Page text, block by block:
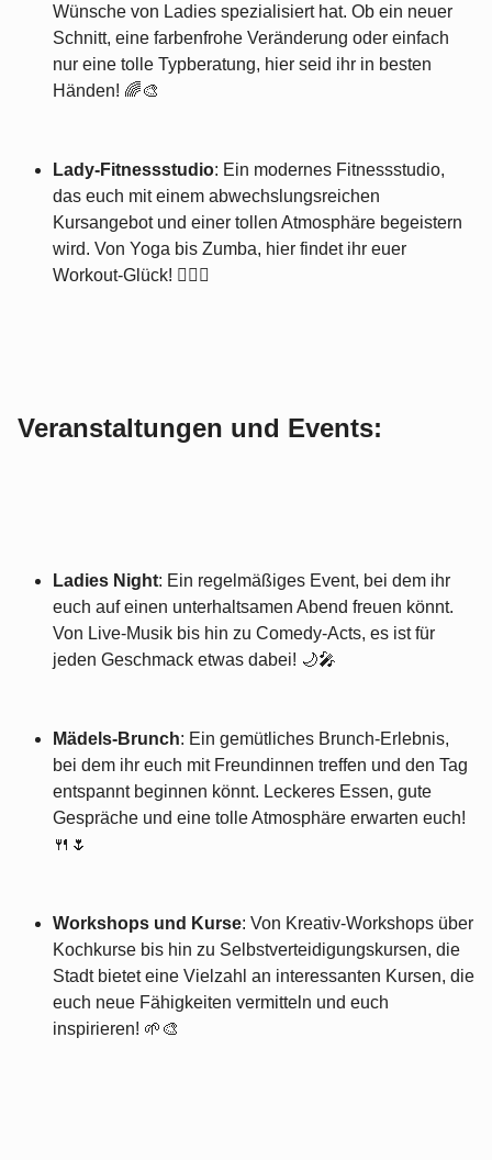
Wünsche von Ladies spezialisiert hat. Ob ein neuer
Schnitt, eine farbenfrohe Veränderung oder einfach
nur eine tolle Typberatung, hier seid ihr in besten
Händen! 🌈🎨
Lady-Fitnessstudio: Ein modernes Fitnessstudio,
das euch mit einem abwechslungsreichen
Kursangebot und einer tollen Atmosphäre begeistern
wird. Von Yoga bis Zumba, hier findet ihr euer
Workout-Glück! 🏋️‍♀️🕺
Veranstaltungen und Events:
Ladies Night: Ein regelmäßiges Event, bei dem ihr
euch auf einen unterhaltsamen Abend freuen könnt.
Von Live-Musik bis hin zu Comedy-Acts, es ist für
jeden Geschmack etwas dabei! 🌙🎤
Mädels-Brunch: Ein gemütliches Brunch-Erlebnis,
bei dem ihr euch mit Freundinnen treffen und den Tag
entspannt beginnen könnt. Leckeres Essen, gute
Gespräche und eine tolle Atmosphäre erwarten euch!
🍴🌷
Workshops und Kurse: Von Kreativ-Workshops über
Kochkurse bis hin zu Selbstverteidigungskursen, die
Stadt bietet eine Vielzahl an interessanten Kursen, die
euch neue Fähigkeiten vermitteln und euch
inspirieren! 🌱🎨